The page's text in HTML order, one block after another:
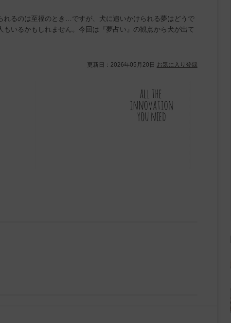
れるのは至福のとき…ですが、犬に追いかけられる夢はどうで
いるかもしれません。今回は『夢占い』の観点から犬が出て
更新日： 2026年05月20日 お気に入り登録